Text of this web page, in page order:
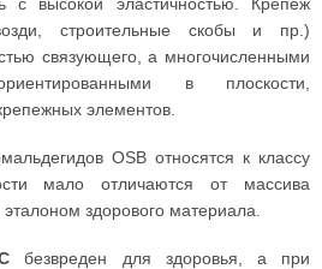
строительные скобы и пр.)
связующего, а многочисленными
в плоскости,
элементов.
OSB относятся к классу
мало отличаются от массива
здорового материала.
Сбезвреден для здоровья, а при